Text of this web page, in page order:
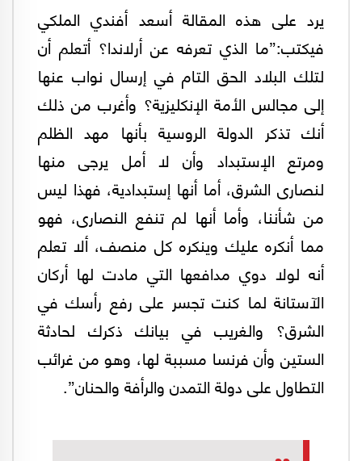
يرد على هذه المقالة أسعد أفندي الملكي
فيكتب:”ما الذي تعرفه عن أرلاندا؟ أتعلم أن
لتلك البلاد الحق التام في إرسال نواب عنها
إلى مجالس الأمة الإنكليزية؟ وأغرب من ذلك
أنك تذكر الدولة الروسية بأنها مهد الظلم
ومرتع الإستبداد وأن لا أمل يرجى منها
لنصارى الشرق، أما أنها إستبدادية، فهذا ليس
من شأننا، وأما أنها لم تنفع النصارى، فهو
مما أنكره عليك وينكره كل منصف، ألا تعلم
أنه لولا دوي مدافعها التي مادت لها أركان
الآستانة لما كنت تجسر على رفع رأسك في
الشرق؟ والغريب في بيانك ذكرك لحادثة
الستين وأن فرنسا مسببة لها، وهو من غرائب
التطاول على دولة التمدن والرأفة والحنان”.